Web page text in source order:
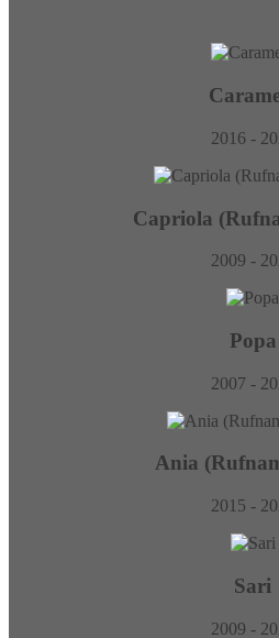
2016 -
Capriola
2009 -
Popa
2007 -
Ania
2015 -
Sari
2009 -